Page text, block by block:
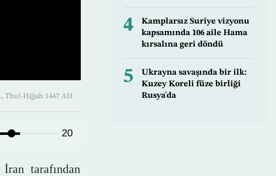
12:53-3 Haziran 2026 AD ـ 18 Thul-Hijjah 1447 AH
20
tarafından
4
Kamplarsız Suriye vizyonu
kapsamında 106 aile Hama
kırsalına geri döndü
5
Ukrayna savaşında bir ilk:
Kuzey Koreli füze birliği
Rusya'da